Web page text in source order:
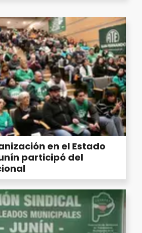
en el Estado
participó del